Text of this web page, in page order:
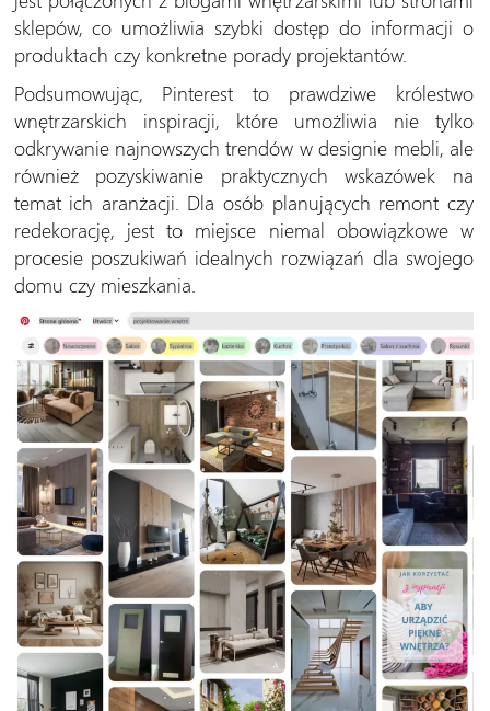
sklepów, co umożliwia szybki dostęp do informacji o
produktach czy konkretne porady projektantów.
Podsumowując, Pinterest to prawdziwe królestwo
wnętrzarskich inspiracji, które umożliwia nie tylko
odkrywanie najnowszych trendów w designie mebli, ale
również pozyskiwanie praktycznych wskazówek na
temat ich aranżacji. Dla osób planujących remont czy
redekorację, jest to miejsce niemal obowiązkowe w
procesie poszukiwań idealnych rozwiązań dla swojego
domu czy mieszkania.